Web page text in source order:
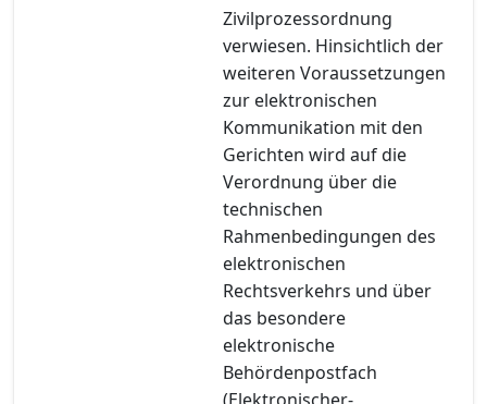
Zivilprozessordnung
verwiesen. Hinsichtlich der
weiteren Voraussetzungen
zur elektronischen
Kommunikation mit den
Gerichten wird auf die
Verordnung über die
technischen
Rahmenbedingungen des
elektronischen
Rechtsverkehrs und über
das besondere
elektronische
Behördenpostfach